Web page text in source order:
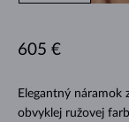
Elegantný náramok
obvyklej ružovej
605 €